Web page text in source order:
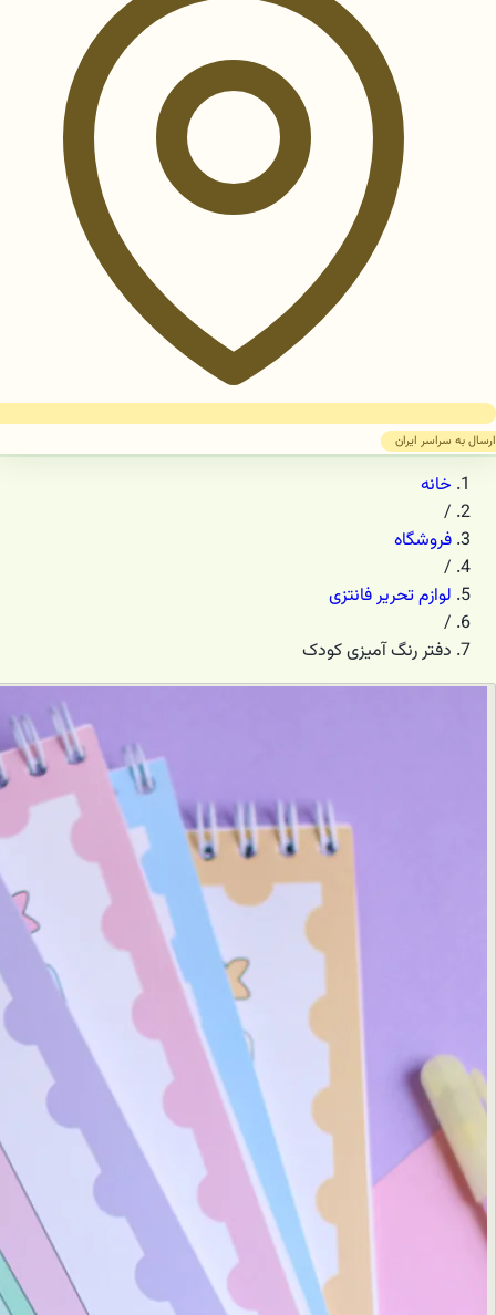
ارسال به سراسر ایران
خانه
/
فروشگاه
/
لوازم تحریر فانتزی
/
دفتر رنگ آمیزی کودک